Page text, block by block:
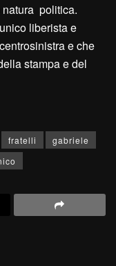
natura politica.
liberista e
e che
stampa e del
fratelli
gabriele